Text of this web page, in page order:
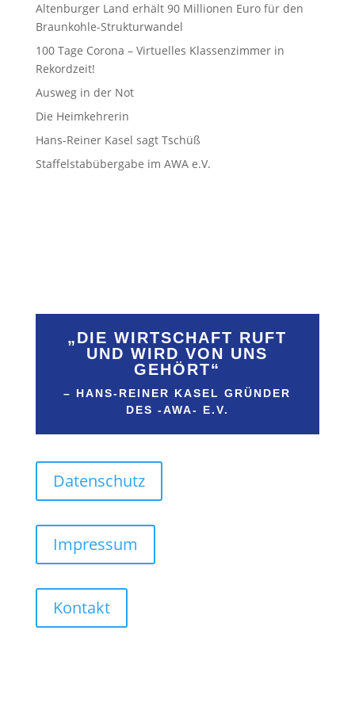
Altenburger Land erhält 90 Millionen Euro für den
Braunkohle-Strukturwandel
100 Tage Corona – Virtuelles Klassenzimmer in
Rekordzeit!
Ausweg in der Not
Die Heimkehrerin
Hans-Reiner Kasel sagt Tschüß
Staffelstabübergabe im AWA e.V.
​„DIE WIRTSCHAFT RUFT
UND WIRD VON UNS
GEHÖRT“
– HANS-REINER KASEL GRÜNDER
DES -AWA- E.V.
Datenschutz
Impressum
Kontakt